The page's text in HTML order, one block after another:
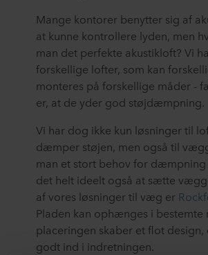
Mange kontorer benytter sig af
at kunne kontrollere lyden, men
man det perfekte akustikloft? Vi
forskellige lofter, som kan
monteres på forskellige måder -
er, at de yder god støjdæmpning.
Vi har dog ikke kun løsninger til
dæmper støjen, men også til
man et stort behov for dæmpning
det helt ideelt også at sætte
af vores løsninger til væg er
Pladen kan ophænges i bestemte
placeringen skaber et flot design,
godt ind i indretningen.